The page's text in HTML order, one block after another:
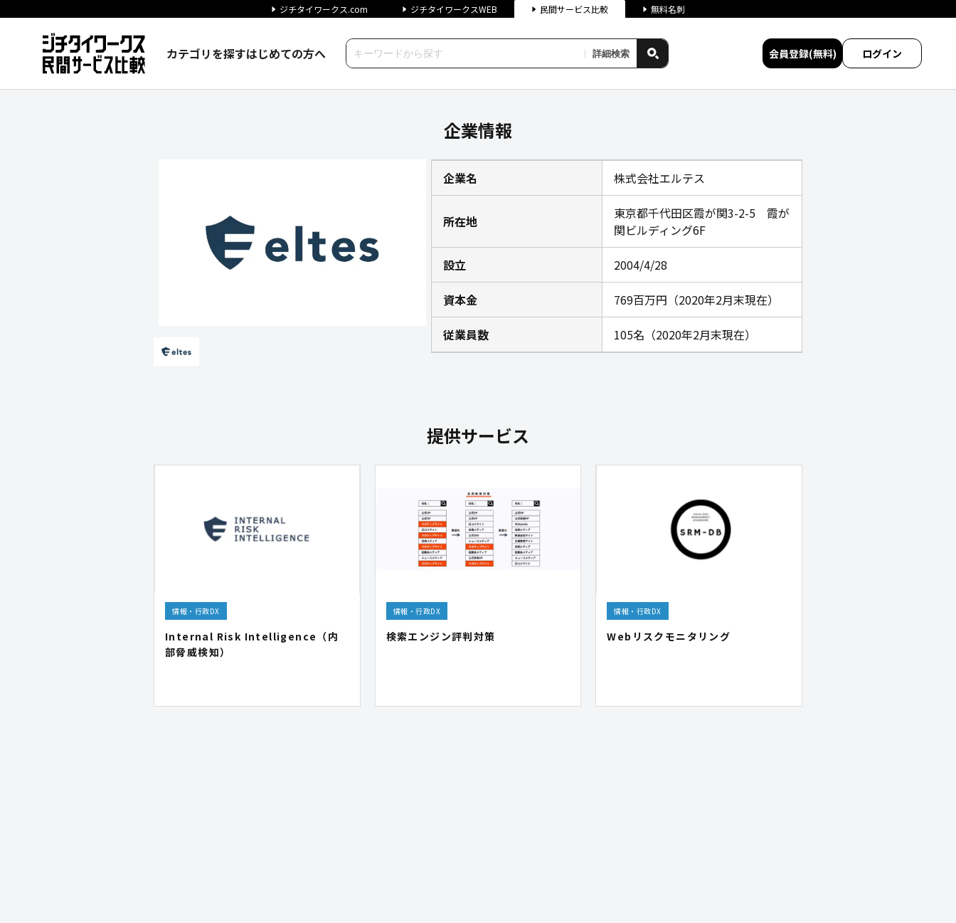
ジチタイワークス.com ジチタイワークスWEB 民間サービス比較 無料名刺
カテゴリを探すはじめての方へ 詳細検索 会員登録(無料) ログイン
企業情報
企業名 株式会社エルテス
所在地
東京都千代田区霞が関3-2-5 霞が
関ビルディング6F
設立 2004/4/28
資本金 769百万円（2020年2月末現在）
従業員数 105名（2020年2月末現在）
提供サービス
情報・行政DX
Internal Risk Intelligence（内
部脅威検知）
情報・行政DX
検索エンジン評判対策
情報・行政DX
Webリスクモニタリング